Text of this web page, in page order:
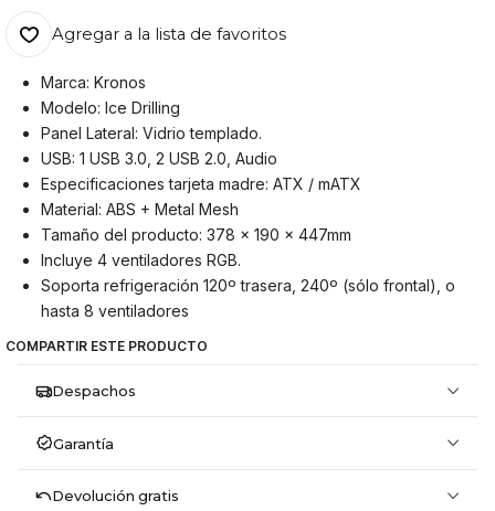
Agregar a la lista de favoritos
Marca: Kronos
Modelo: Ice Drilling
Panel Lateral: Vidrio templado.
USB: 1 USB 3.0, 2 USB 2.0, Audio
Especificaciones tarjeta madre: ATX / mATX
Material: ABS + Metal Mesh
Tamaño del producto: 378 x 190 x 447mm
Incluye 4 ventiladores RGB.
Soporta refrigeración 120º trasera, 240º (sólo frontal), o
hasta 8 ventiladores
COMPARTIR ESTE PRODUCTO
Despachos
Garantía
Devolución gratis